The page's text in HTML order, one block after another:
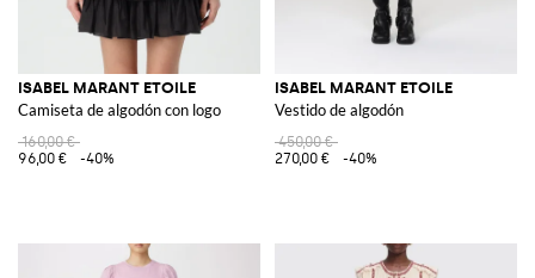
ISABEL MARANT ETOILE
Camiseta de algodón con logo
160,00 €
96,00 €
-40%
ISABEL MARANT ETOILE
Vestido de algodón
450,00 €
270,00 €
-40%